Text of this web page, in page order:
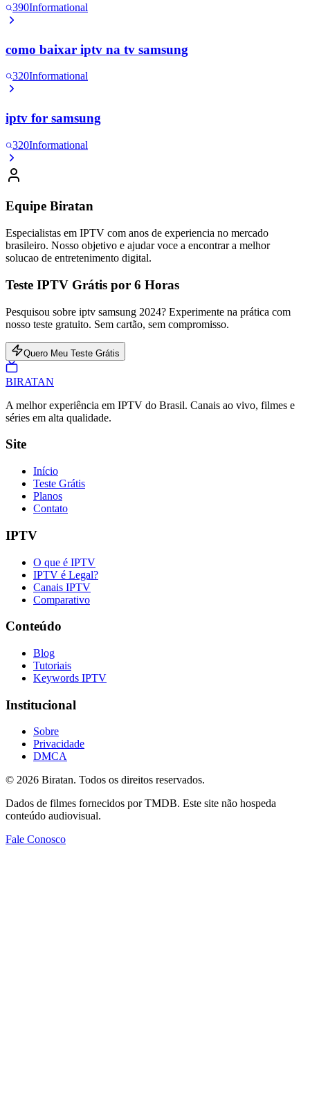
390Informational
como baixar iptv na tv samsung
320Informational
iptv for samsung
320Informational
Equipe Biratan
Especialistas em IPTV com anos de experiencia no mercado
brasileiro. Nosso objetivo e ajudar voce a encontrar a melhor
solucao de entretenimento digital.
Teste IPTV Grátis por 6 Horas
Pesquisou sobre iptv samsung 2024? Experimente na prática com
nosso teste gratuito. Sem cartão, sem compromisso.
Quero Meu Teste Grátis
BIRATAN
A melhor experiência em IPTV do Brasil. Canais ao vivo, filmes e
séries em alta qualidade.
Site
Início
Teste Grátis
Planos
Contato
IPTV
O que é IPTV
IPTV é Legal?
Canais IPTV
Comparativo
Conteúdo
Blog
Tutoriais
Keywords IPTV
Institucional
Sobre
Privacidade
DMCA
© 2026 Biratan. Todos os direitos reservados.
Dados de filmes fornecidos por TMDB. Este site não hospeda
conteúdo audiovisual.
Fale Conosco